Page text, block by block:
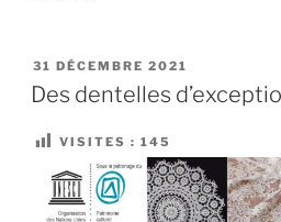
PUBLIÉ
LE
31 DÉCEMBRE 2021
Des dentelles
VISITES : 145